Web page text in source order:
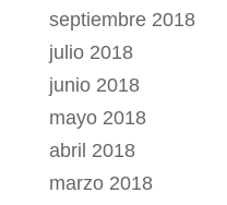
septiembre 2018
julio 2018
junio 2018
mayo 2018
abril 2018
marzo 2018